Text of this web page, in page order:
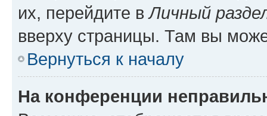
их, перейдите вЛичный
вверху страницы. Там вы
Вернуться к началу
На конференции